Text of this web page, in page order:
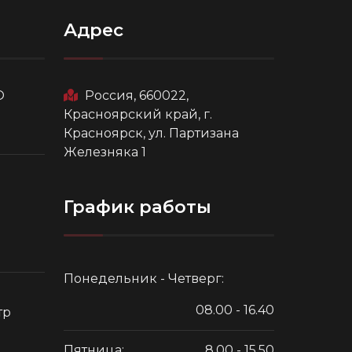
Адрес
Россия, 660022,
Красноярский край, г.
Красноярск, ул. Партизана
Железняка 1
График работы
Понедельник - Четверг:
08.00 - 16.40